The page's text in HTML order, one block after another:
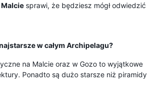
sprawi, że będziesz mógł odwiedzić
w całym Archipelagu?
na Malcie oraz w Gozo to wyjątkowe
Ponadto są dużo starsze niż piramidy